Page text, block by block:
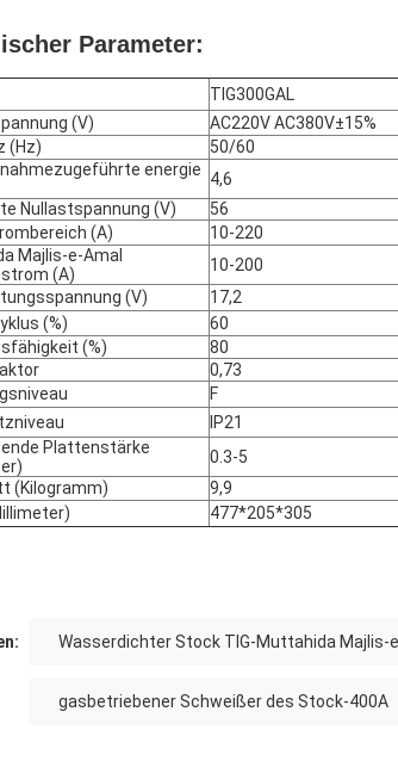
Parameter:
TIG300GAL
(V)
AC220V AC380V±15%
(Hz)
50/60
energie 4,6
Nullastspannung (V)
56
(A)
10-220
Majlis-e-Amal
(A)
10-200
(V)
17,2
(%)
60
(%)
80
0,73
F
IP21
Plattenstärke
0.3-5
(Kilogramm)
9,9
477*205*305
Wasserdichter Stock TIG-Muttahida Majlis-
gasbetriebener Schweißer des Stock-400A